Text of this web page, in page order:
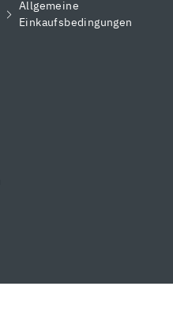
Allgemeine
Einkaufsbedingungen